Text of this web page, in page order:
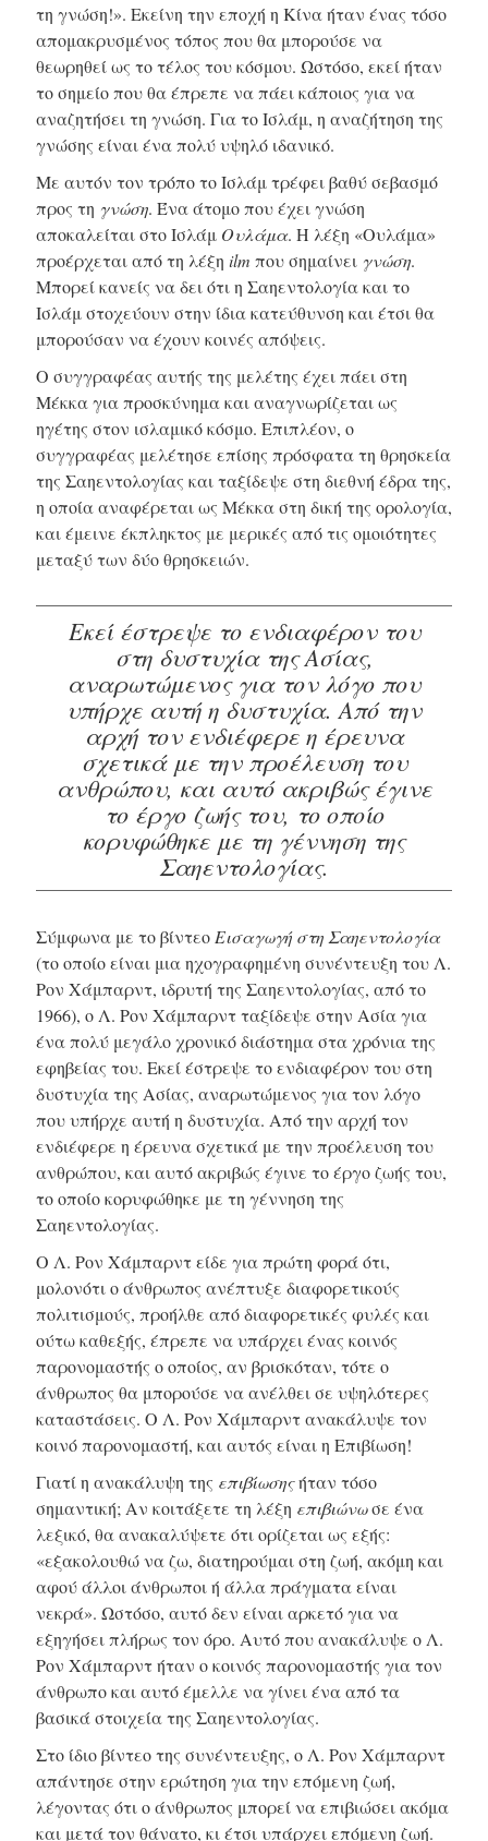
τη γνώση!». Εκείνη την εποχή η Κίνα ήταν ένας τόσο
απομακρυσμένος τόπος που θα μπορούσε να
θεωρηθεί ως το τέλος του κόσμου. Ωστόσο, εκεί ήταν
το σημείο που θα έπρεπε να πάει κάποιος για να
αναζητήσει τη γνώση. Για το Ισλάμ, η αναζήτηση της
γνώσης είναι ένα πολύ υψηλό ιδανικό.
Με αυτόν τον τρόπο το Ισλάμ τρέφει βαθύ σεβασμό
προς τη γνώση. Ένα άτομο που έχει γνώση
αποκαλείται στο Ισλάμ Ουλάμα. Η λέξη «Ουλάμα»
προέρχεται από τη λέξη ilm που σημαίνει γνώση.
Μπορεί κανείς να δει ότι η Σαηεντολογία και το
Ισλάμ στοχεύουν στην ίδια κατεύθυνση και έτσι θα
μπορούσαν να έχουν κοινές απόψεις.
Ο συγγραφέας αυτής της μελέτης έχει πάει στη
Μέκκα για προσκύνημα και αναγνωρίζεται ως
ηγέτης στον ισλαμικό κόσμο. Επιπλέον, ο
συγγραφέας μελέτησε επίσης πρόσφατα τη θρησκεία
της Σαηεντολογίας και ταξίδεψε στη διεθνή έδρα της,
η οποία αναφέρεται ως Μέκκα στη δική της ορολογία,
και έμεινε έκπληκτος με μερικές από τις ομοιότητες
μεταξύ των δύο θρησκειών.
Εκεί έστρεψε το ενδιαφέρον του
στη δυστυχία της Ασίας,
αναρωτώμενος για τον λόγο που
υπήρχε αυτή η δυστυχία. Από την
αρχή τον ενδιέφερε η έρευνα
σχετικά με την προέλευση του
ανθρώπου, και αυτό ακριβώς έγινε
το έργο ζωής του, το οποίο
κορυφώθηκε με τη γέννηση της
Σαηεντολογίας.
Σύμφωνα με το βίντεο Εισαγωγή στη Σαηεντολογία
(το οποίο είναι μια ηχογραφημένη συνέντευξη του Λ.
Ρον Χάμπαρντ, ιδρυτή της Σαηεντολογίας, από το
1966), ο Λ. Ρον Χάμπαρντ ταξίδεψε στην Ασία για
ένα πολύ μεγάλο χρονικό διάστημα στα χρόνια της
εφηβείας του. Εκεί έστρεψε το ενδιαφέρον του στη
δυστυχία της Ασίας, αναρωτώμενος για τον λόγο
που υπήρχε αυτή η δυστυχία. Από την αρχή τον
ενδιέφερε η έρευνα σχετικά με την προέλευση του
ανθρώπου, και αυτό ακριβώς έγινε το έργο ζωής του,
το οποίο κορυφώθηκε με τη γέννηση της
Σαηεντολογίας.
Ο Λ. Ρον Χάμπαρντ είδε για πρώτη φορά ότι,
μολονότι ο άνθρωπος ανέπτυξε διαφορετικούς
πολιτισμούς, προήλθε από διαφορετικές φυλές και
ούτω καθεξής, έπρεπε να υπάρχει ένας κοινός
παρονομαστής ο οποίος, αν βρισκόταν, τότε ο
άνθρωπος θα μπορούσε να ανέλθει σε υψηλότερες
καταστάσεις. Ο Λ. Ρον Χάμπαρντ ανακάλυψε τον
κοινό παρονομαστή, και αυτός είναι η Επιβίωση!
Γιατί η ανακάλυψη της επιβίωσηςήταν τόσο
σημαντική; Αν κοιτάξετε τη λέξη επιβιώνωσε ένα
λεξικό, θα ανακαλύψετε ότι ορίζεται ως εξής:
«εξακολουθώ να ζω, διατηρούμαι στη ζωή, ακόμη και
αφού άλλοι άνθρωποι ή άλλα πράγματα είναι
νεκρά». Ωστόσο, αυτό δεν είναι αρκετό για να
εξηγήσει πλήρως τον όρο. Αυτό που ανακάλυψε ο Λ.
Ρον Χάμπαρντ ήταν ο κοινός παρονομαστής για τον
άνθρωπο και αυτό έμελλε να γίνει ένα από τα
βασικά στοιχεία της Σαηεντολογίας.
Στο ίδιο βίντεο της συνέντευξης, ο Λ. Ρον Χάμπαρντ
απάντησε στην ερώτηση για την επόμενη ζωή,
λέγοντας ότι ο άνθρωπος μπορεί να επιβιώσει ακόμα
και μετά τον θάνατο, κι έτσι υπάρχει επόμενη ζωή.